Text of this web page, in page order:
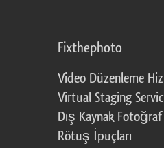
Fixthephoto
Video Düzenleme
Virtual Staging
Dış Kaynak
Rötuş İpuçları